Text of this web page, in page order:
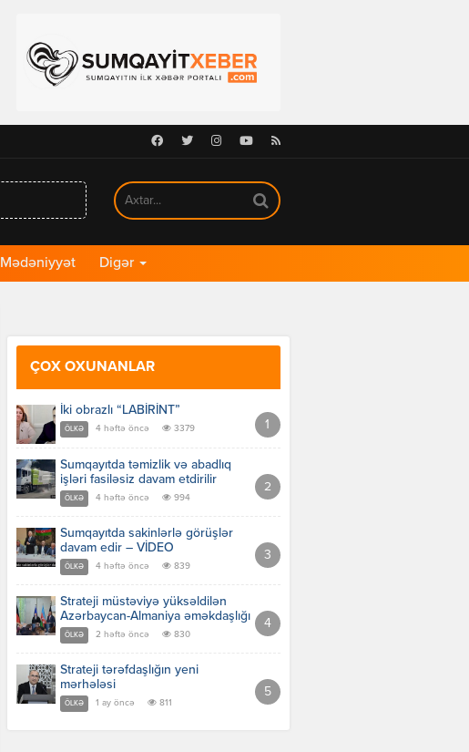
Facebook
TwitterInstagramYoutubeRSS
Mədəniyyət Digər
ÇOX OXUNANLAR
İki obrazlı “LABİRİNT”
ÖLKƏ 4 həftə öncə 3379
Sumqayıtda təmizlik və abadlıq
işləri fasiləsiz davam etdirilir
ÖLKƏ 4 həftə öncə 994
Sumqayıtda sakinlərlə görüşlər
davam edir – VİDEO
ÖLKƏ 4 həftə öncə 839
Strateji müstəviyə yüksəldilən
Azərbaycan-Almaniya əməkdaşlığı
ÖLKƏ 2 həftə öncə 830
Strateji tərəfdaşlığın yeni
mərhələsi
ÖLKƏ 1 ay öncə 811